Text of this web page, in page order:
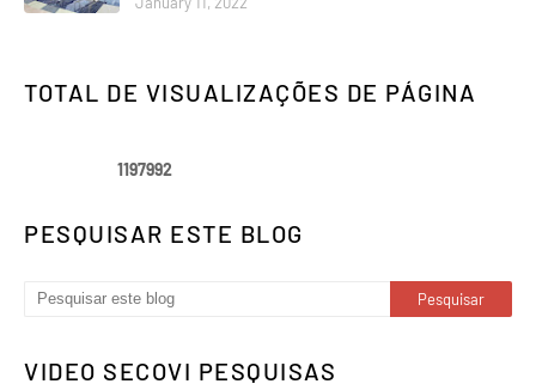
TOTAL DE VISUALIZAÇÕES DE PÁGINA
1197992
PESQUISAR ESTE BLOG
VIDEO SECOVI PESQUISAS